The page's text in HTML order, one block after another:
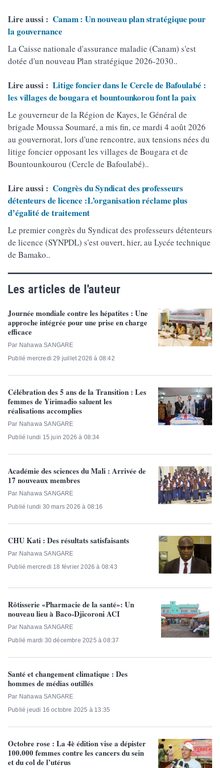
Lire aussi : Canam : Un nouveau plan stratégique pour
la gouvernance
La Caisse nationale d'assurance maladie (Canam) s'est
dotée d'un nouveau Plan stratégique 2026-2030..
Lire aussi : Litige foncier dans le Cercle de Bafoulabé :
les villages de bougara et bountounkorou font la paix
Le gouverneur de la Région de Kayes, le Général de
brigade Moussa Soumaré, a mis fin, ce mardi 4 août 2026
au gouvernorat, lors d'une rencontre, aux tensions nées du
litige foncier opposant les villages de Bougara et de
Bountounkourou (Cercle de Bafoulabé)..
Lire aussi : Congrès du Syndicat des professeurs
détenteurs de licence :L’organisation réclame plus
d’égalité de traitement
Le premier congrès du Syndicat des professeurs détenteurs
de licence (SYNPDL) s'est ouvert, hier, au Lycée technique
de Bamako..
Les articles de l'auteur
Journée mondiale contre les hépatites : Une
approche intégrée pour une prise en charge
efficace
Par Nahawa SANGARE
Publié mercredi 29 juillet 2026 à 08:42
Célébration des 5 ans de la Transition : Les
femmes de Yirimadio saluent les
réalisations accomplies
Par Nahawa SANGARE
Publié lundi 15 juin 2026 à 08:34
Académie des sciences du Mali : Arrivée de
17 nouveaux membres
Par Nahawa SANGARE
Publié lundi 30 mars 2026 à 08:16
CHU Kati : Des résultats satisfaisants
Par Nahawa SANGARE
Publié mercredi 18 février 2026 à 08:43
Rôtisserie «Pharmacie de la santé»: Un
nouveau lieu à Baco-Djicoroni ACI
Par Nahawa SANGARE
Publié mardi 30 décembre 2025 à 08:37
Santé et changement climatique : Des
hommes de médias outillés
Par Nahawa SANGARE
Publié jeudi 16 octobre 2025 à 13:35
Octobre rose : La 4è édition vise a dépister
100.000 femmes contre les cancers du sein
et du col de l’utérus